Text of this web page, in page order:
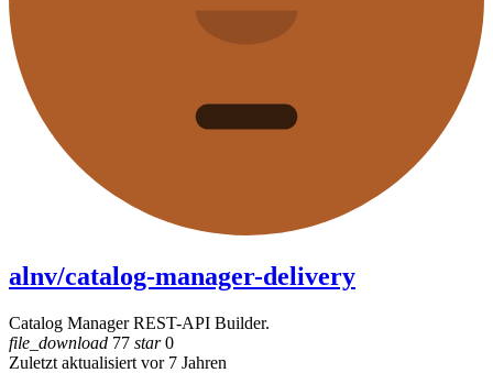
alnv/catalog-manager-delivery
Catalog Manager REST-API Builder.
file_download 77 star0
Zuletzt aktualisiert vor 7 Jahren